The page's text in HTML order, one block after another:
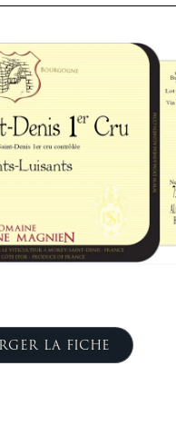
LA FICHE